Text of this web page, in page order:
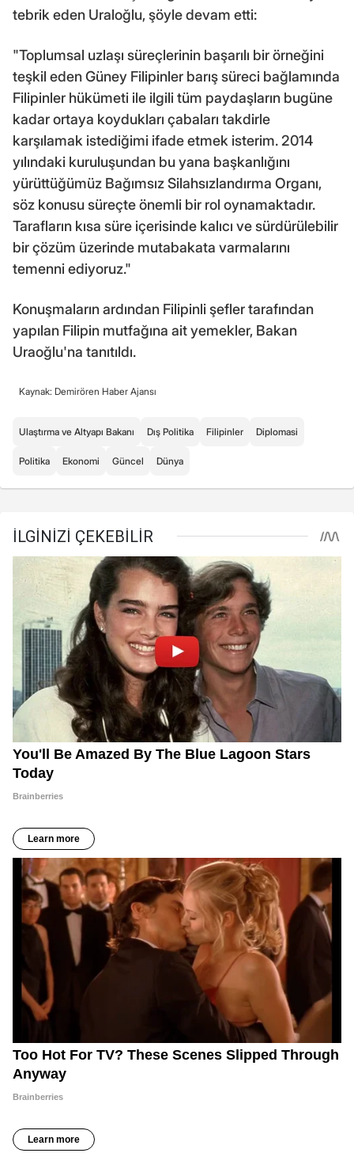
tebrik eden Uraloğlu, şöyle devam etti:
"Toplumsal uzlaşı süreçlerinin başarılı bir örneğini
teşkil eden Güney Filipinler barış süreci bağlamında
Filipinler hükümeti ile ilgili tüm paydaşların bugüne
kadar ortaya koydukları çabaları takdirle
karşılamak istediğimi ifade etmek isterim. 2014
yılındaki kuruluşundan bu yana başkanlığını
yürüttüğümüz Bağımsız Silahsızlandırma Organı,
söz konusu süreçte önemli bir rol oynamaktadır.
Tarafların kısa süre içerisinde kalıcı ve sürdürülebilir
bir çözüm üzerinde mutabakata varmalarını
temenni ediyoruz."
Konuşmaların ardından Filipinli şefler tarafından
yapılan Filipin mutfağına ait yemekler, Bakan
Uraoğlu'na tanıtıldı.
Kaynak: Demirören Haber Ajansı
Ulaştırma ve Altyapı Bakanı Dış Politika Filipinler Diplomasi
Politika Ekonomi Güncel Dünya